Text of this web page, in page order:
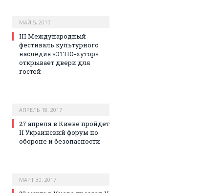
МАЙ 5, 2017
III Международный
фестиваль культурного
наследия «ЭТНО-хутор»
открывает двери для
гостей
АПРЕЛЬ 18, 2017
27 апреля в Киеве пройдет
II Украинский форум по
обороне и безопасности
МАРТ 30, 2017